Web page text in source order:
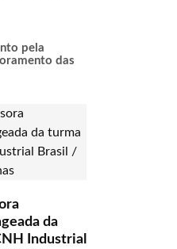
pela
das
da
Industrial